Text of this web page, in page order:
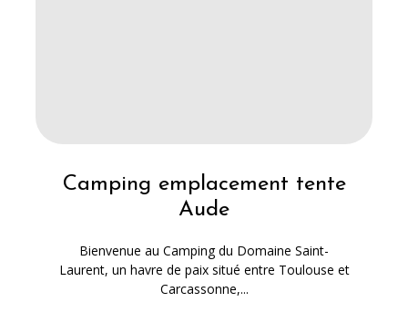
Camping emplacement tente
Aude
Bienvenue au Camping du Domaine Saint-
Laurent, un havre de paix situé entre Toulouse et
Carcassonne,...